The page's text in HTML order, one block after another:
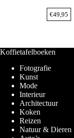
€49,95
Koffietafelboeken
Fotografie
Kunst
Mode
Interieur
Architectuur
Koken
Reizen
Natuur & Dieren